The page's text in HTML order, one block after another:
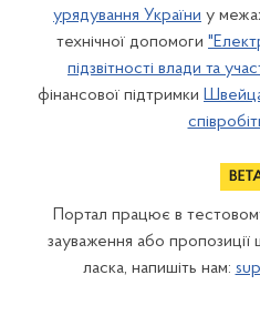
урядування України у
технічної допомоги
підзвітності влади та
фінансової підтримки
Портал працює в
зауваження або
ласка, напишіть нам: